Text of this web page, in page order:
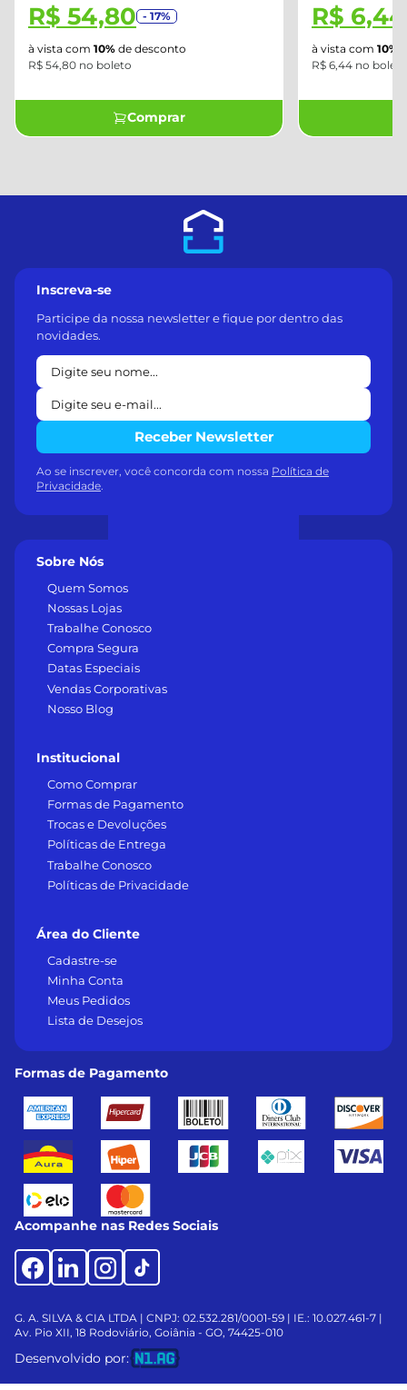
R$ 54,80 - 17%
à vista com 10% de desconto
R$ 54,80 no boleto
Comprar
R$ 6,44
à vista com 10%
R$ 6,44 no boleto
Sobre Nós
Quem Somos
Nossas Lojas
Trabalhe Conosco
Compra Segura
Datas Especiais
Vendas Corporativas
Nosso Blog
Institucional
Como Comprar
Formas de Pagamento
Trocas e Devoluções
Políticas de Entrega
Trabalhe Conosco
Políticas de Privacidade
Área do Cliente
Cadastre-se
Minha Conta
Meus Pedidos
Lista de Desejos
Inscreva-se
Participe da nossa newsletter e fique por dentro das
novidades.
Receber Newsletter
Ao se inscrever, você concorda com nossa Política de
Privacidade
Formas de Pagamento
Acompanhe nas Redes Sociais
G. A. SILVA & CIA LTDA | CNPJ: 02.532.281/0001-59 | IE.: 10.027.461-7 |
Av. Pio XII, 18 Rodoviário, Goiânia - GO, 74425-010
Desenvolvido por: